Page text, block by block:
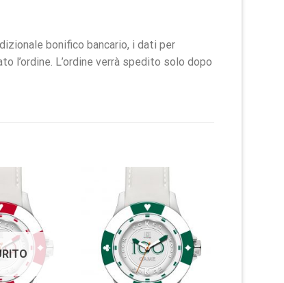
bonifico bancario, i dati per
L’ordine verrà spedito solo dopo